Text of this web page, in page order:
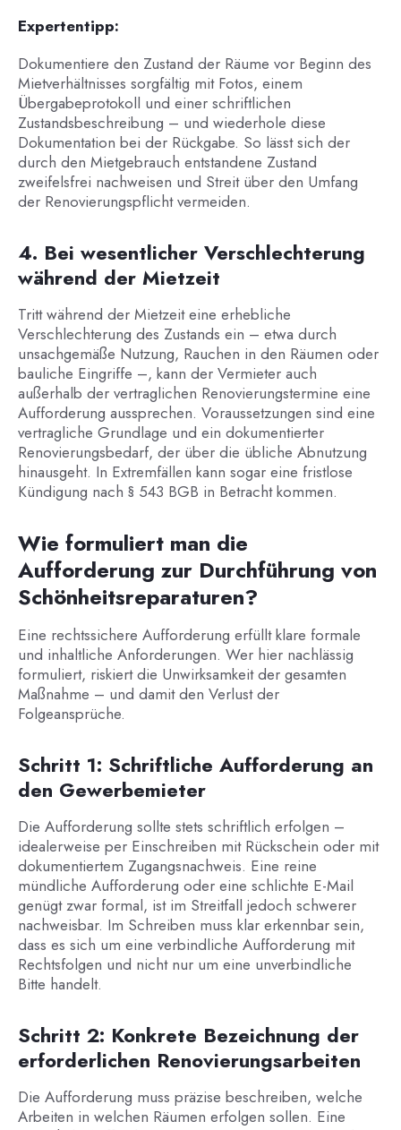
Expertentipp:
Dokumentiere den Zustand der Räume vor Beginn des
Mietverhältnisses sorgfältig mit Fotos, einem
Übergabeprotokoll und einer schriftlichen
Zustandsbeschreibung – und wiederhole diese
Dokumentation bei der Rückgabe. So lässt sich der
durch den Mietgebrauch entstandene Zustand
zweifelsfrei nachweisen und Streit über den Umfang
der Renovierungspflicht vermeiden.
4. Bei wesentlicher Verschlechterung
während der Mietzeit
Tritt während der Mietzeit eine erhebliche
Verschlechterung des Zustands ein – etwa durch
unsachgemäße Nutzung, Rauchen in den Räumen oder
bauliche Eingriffe –, kann der Vermieter auch
außerhalb der vertraglichen Renovierungstermine eine
Aufforderung aussprechen. Voraussetzungen sind eine
vertragliche Grundlage und ein dokumentierter
Renovierungsbedarf, der über die übliche Abnutzung
hinausgeht. In Extremfällen kann sogar eine fristlose
Kündigung nach § 543 BGB in Betracht kommen.
Wie formuliert man die
Aufforderung zur Durchführung von
Schönheitsreparaturen?
Eine rechtssichere Aufforderung erfüllt klare formale
und inhaltliche Anforderungen. Wer hier nachlässig
formuliert, riskiert die Unwirksamkeit der gesamten
Maßnahme – und damit den Verlust der
Folgeansprüche.
Schritt 1: Schriftliche Aufforderung an
den Gewerbemieter
Die Aufforderung sollte stets schriftlich erfolgen –
idealerweise per Einschreiben mit Rückschein oder mit
dokumentiertem Zugangsnachweis. Eine reine
mündliche Aufforderung oder eine schlichte E-Mail
genügt zwar formal, ist im Streitfall jedoch schwerer
nachweisbar. Im Schreiben muss klar erkennbar sein,
dass es sich um eine verbindliche Aufforderung mit
Rechtsfolgen und nicht nur um eine unverbindliche
Bitte handelt.
Schritt 2: Konkrete Bezeichnung der
erforderlichen Renovierungsarbeiten
Die Aufforderung muss präzise beschreiben, welche
Arbeiten in welchen Räumen erfolgen sollen. Eine